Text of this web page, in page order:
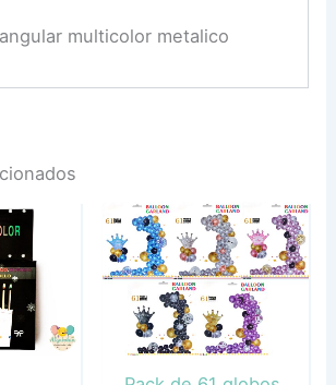
multicolor metalico